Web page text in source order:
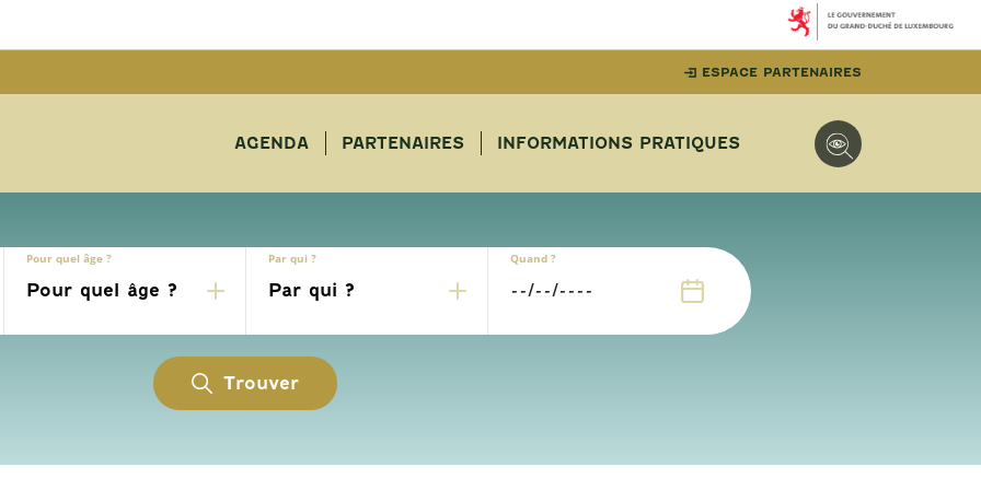
ESPACE PARTENAIRES
AGENDA PARTENAIRES INFORMATIONS PRATIQUES
Pour quel âge ? Par qui ? Quand ?
Trouver